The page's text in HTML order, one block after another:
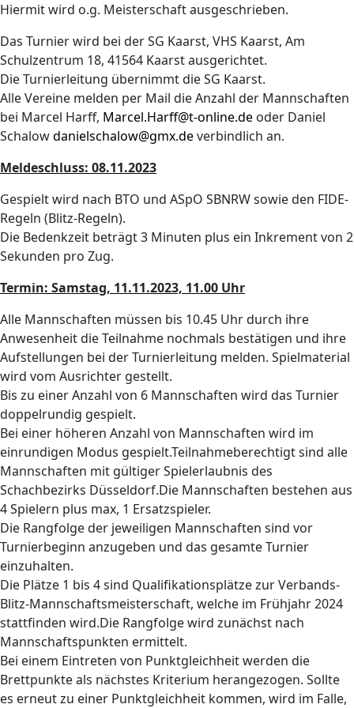
Hiermit wird o.g. Meisterschaft ausgeschrieben.
Das Turnier wird bei der SG Kaarst, VHS Kaarst, Am
Schulzentrum 18, 41564 Kaarst ausgerichtet.
Die Turnierleitung übernimmt die SG Kaarst.
Alle Vereine melden per Mail die Anzahl der Mannschaften
bei Marcel Harff, Marcel.Harff@t-online.de oder Daniel
Schalowdanielschalow@gmx.deverbindlich an.
Meldeschluss: 08.11.2023
Gespielt wird nach BTO und ASpO SBNRW sowie den FIDE-
Regeln (Blitz-Regeln).
Die Bedenkzeit beträgt 3 Minuten plus ein Inkrement von 2
Sekunden pro Zug.
Termin: Samstag, 11.11.2023, 11.00 Uhr
Alle Mannschaften müssen bis 10.45 Uhr durch ihre
Anwesenheit die Teilnahme nochmals bestätigen und ihre
Aufstellungen bei der Turnierleitung melden. Spielmaterial
wird vom Ausrichter gestellt.
Bis zu einer Anzahl von 6 Mannschaften wird das Turnier
doppelrundig gespielt.
Bei einer höheren Anzahl von Mannschaften wird im
einrundigen Modus gespielt.Teilnahmeberechtigt sind alle
Mannschaften mit gültiger Spielerlaubnis des
Schachbezirks Düsseldorf.Die Mannschaften bestehen aus
4 Spielern plus max, 1 Ersatzspieler.
Die Rangfolge der jeweiligen Mannschaften sind vor
Turnierbeginn anzugeben und das gesamte Turnier
einzuhalten.
Die Plätze 1 bis 4 sind Qualifikationsplätze zur Verbands-
Blitz-Mannschaftsmeisterschaft, welche im Frühjahr 2024
stattfinden wird.Die Rangfolge wird zunächst nach
Mannschaftspunkten ermittelt.
Bei einem Eintreten von Punktgleichheit werden die
Brettpunkte als nächstes Kriterium herangezogen. Sollte
es erneut zu einer Punktgleichheit kommen, wird im Falle,